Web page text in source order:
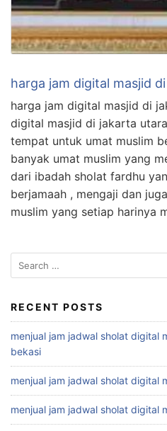
harga jam digital masjid
harga jam digital masjid di
digital masjid di jakarta
tempat untuk umat muslim
banyak umat muslim yang
dari ibadah sholat fardhu
berjamaah , mengaji dan
muslim yang setiap harinya
Search
for:
RECENT POSTS
menjual jam jadwal sholat digital
bekasi
menjual jam jadwal sholat digital
menjual jam jadwal sholat digital